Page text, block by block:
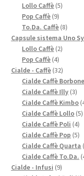
prodotti
Lollo Caffè 55
Pop Caffè 99
prodotti
To.Da. Caffè 88
Capsule sistema Uno
Lollo Caffè 22
Pop Caffè 44
prodotti
Cialde - Caffè 3232
prodotti
Cialde Caffè Borbone
Cialde Caffè Illy 33
Cialde Caffè Kimbo
Cialde Caffè Lollo 55
Cialde Caffè Poli 44
Cialde Caffè Pop 55
Cialde Caffè Quarta
Cialde Caffè To.Da.
Cialde - Infusi 99